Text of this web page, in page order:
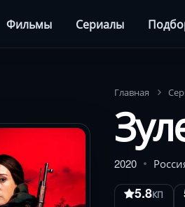
Фильмы Сериалы
Главная
2020
5.8КП